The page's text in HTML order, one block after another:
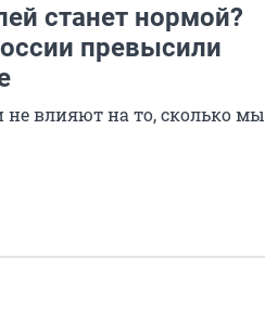
станет нормой?
превысили
влияют на то, сколько мы